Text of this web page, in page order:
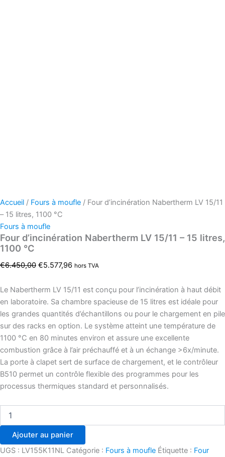
Accueil / Fours à moufle / Four d’incinération Nabertherm LV 15/11
– 15 litres, 1100 °C
Fours à moufle
Four d’incinération Nabertherm LV 15/11 – 15 litres,
1100 °C
€6.450,00 €5.577,96 hors TVA
Le Nabertherm LV 15/11 est conçu pour l’incinération à haut débit
en laboratoire. Sa chambre spacieuse de 15 litres est idéale pour
les grandes quantités d’échantillons ou pour le chargement en pile
sur des racks en option. Le système atteint une température de
1100 °C en 80 minutes environ et assure une excellente
combustion grâce à l’air préchauffé et à un échange >6x/minute.
La porte à clapet sert de surface de chargement, et le contrôleur
B510 permet un contrôle flexible des programmes pour les
processus thermiques standard et personnalisés.
Ajouter au panier
UGS : LV155K11NL Catégorie : Fours à moufle Étiquette : Four